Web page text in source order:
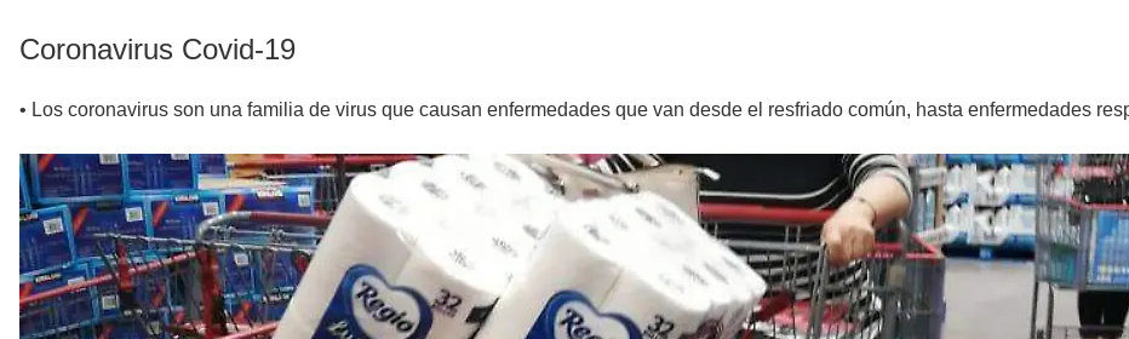
Coronavirus Covid-19
• Los coronavirus son una familia de virus que causan enfermedades que van desde el resfriado común, hasta enfermedades